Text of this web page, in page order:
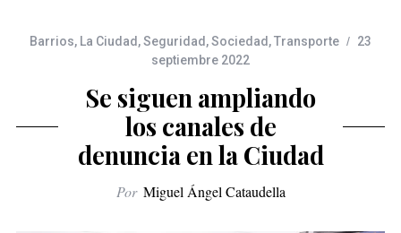
Barrios, La Ciudad ,Seguridad ,Sociedad ,Transporte
23
septiembre 2022
Se siguen ampliando
los canales de
denuncia en la Ciudad
Por Miguel Ángel Cataudella